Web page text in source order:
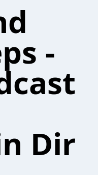
-
Dir